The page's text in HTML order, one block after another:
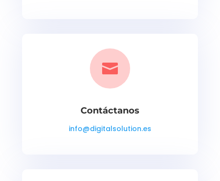

Contáctanos
info@digitalsolution.es